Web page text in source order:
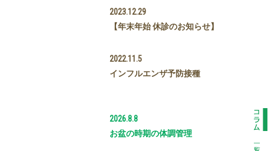
2023.12.29
【年末年始 休診のお知らせ】
2022.11.5
インフルエンザ予防接種
2026.8.8
お盆の時期の体調管理